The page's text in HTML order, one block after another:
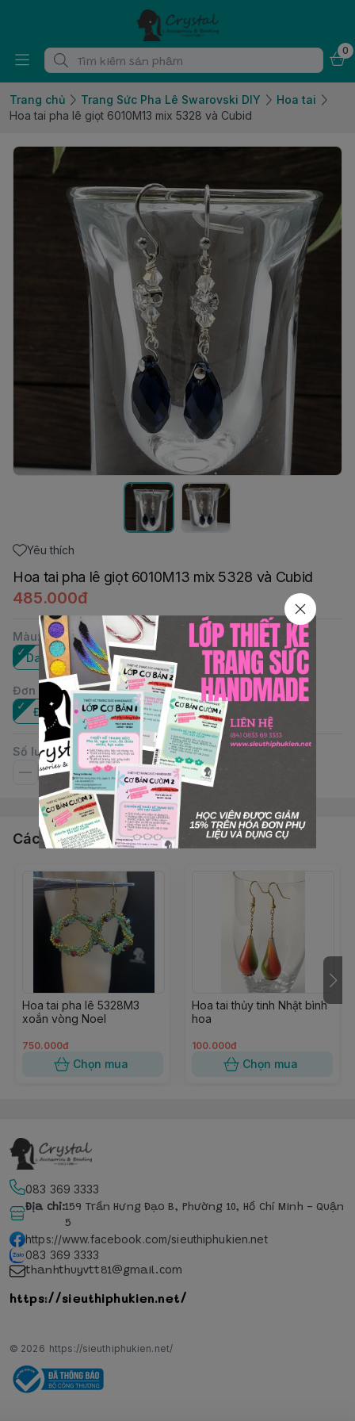
0
Trang chủ Trang Sức Pha Lê Swarovski DIY
Hoa tai
Hoa tai pha lê giọt 6010M13 mix 5328 và Cubid
Yêu thích
Hoa tai pha lê giọt 6010M13 mix 5328 và Cubid
485.000đ
Màu:
Dark Indigo
Trắng AB
Đơn vị
Đôi
Số lượng
Các sản phẩm, dịch vụ khác
Hoa tai pha lê 5328M3
xoắn vòng Noel
750.000đ
Chọn mua
Hoa tai thủy tinh Nhật bình
hoa
100.000đ
Chọn mua
083 369 3333
Địa chỉ:159 Trần Hưng Đạo B, Phường 10, Hồ Chí Minh - Quận
5
https://www.facebook.com/sieuthiphukien.net
083 369 3333
thanhthuyvtt81@gmail.com
https://sieuthiphukien.net/
© 2026 https://sieuthiphukien.net/